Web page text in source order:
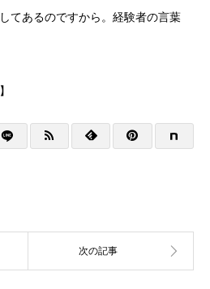
てあるのですから。経験者の言葉